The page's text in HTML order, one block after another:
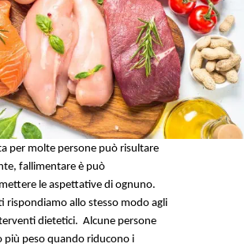
per molte persone può risultare
fallimentare è può
le aspettative di ognuno.
rispondiamo allo stesso modo agli
dietetici.  Alcune persone
più peso quando riducono i